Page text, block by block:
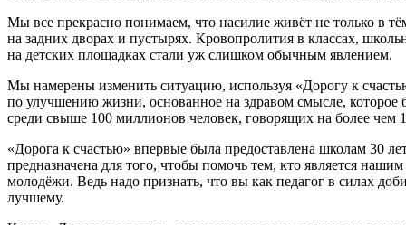
Мы все прекрасно понимаем, что насилие живёт не только в
на задних дворах и пустырях. Кровопролития в классах,
на детских площадках стали уж слишком обычным явлением.
Мы намерены изменить ситуацию, используя «Дорогу к
по улучшению жизни, основанное на здравом смысле, которое
среди свыше 100 миллионов человек, говорящих на более чем
«Дорога к счастью» впервые была предоставлена школам 30
предназначена для того, чтобы помочь тем, кто является
молодёжи. Ведь надо признать, что вы как педагог в силах
лучшему.